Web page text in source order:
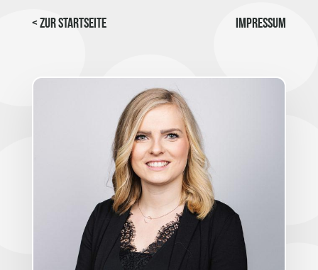
< Zur Startseite Impressum